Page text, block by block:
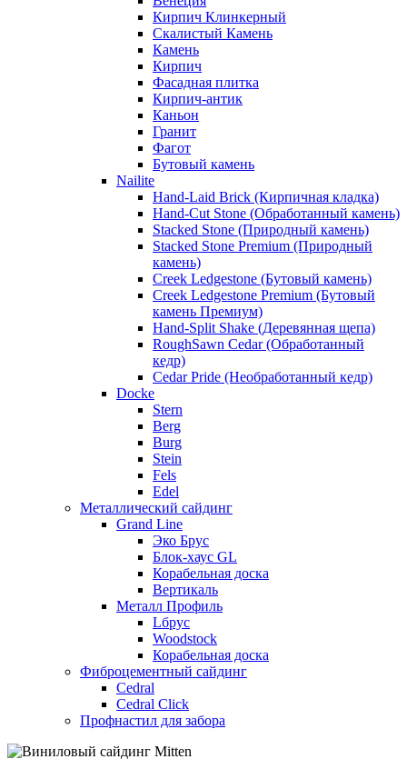
Кирпич Клинкерный
Скалистый Камень
Камень
Кирпич
Фасадная плитка
Кирпич-антик
Каньон
Гранит
Фагот
Бутовый камень
Nailite
Hand-Laid Brick (Кирпичная кладка)
Hand-Cut Stone (Обработанный камень)
Stacked Stone (Природный камень)
Stacked Stone Premium (Природный
камень)
Creek Ledgestone (Бутовый камень)
Creek Ledgestone Premium (Бутовый
камень Премиум)
Hand-Split Shake (Деревянная щепа)
RoughSawn Cedar (Обработанный
кедр)
Cedar Pride (Необработанный кедр)
Docke
Stern
Berg
Burg
Stein
Fels
Edel
Металлический сайдинг
Grand Line
Эко Брус
Блок-хаус GL
Корабельная доска
Вертикаль
Металл Профиль
Lбрус
Woodstock
Корабельная доска
Фиброцементный сайдинг
Cedral
Cedral Click
Профнастил для забора